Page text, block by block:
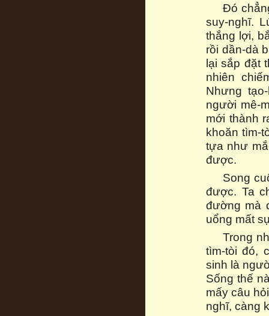
Đó
suy-nghĩ.
thắng lợi,
rồi dần-dà
lại sắp đặt
nhiên
Nhưng
người mê-
mới thành
khoăn tìm-
tựa như
được.
Song
được. Ta
đường mà
uổng mất
Trong
tìm-tòi đó,
sinh là
Sống thế
mấy câu
nghĩ, càng